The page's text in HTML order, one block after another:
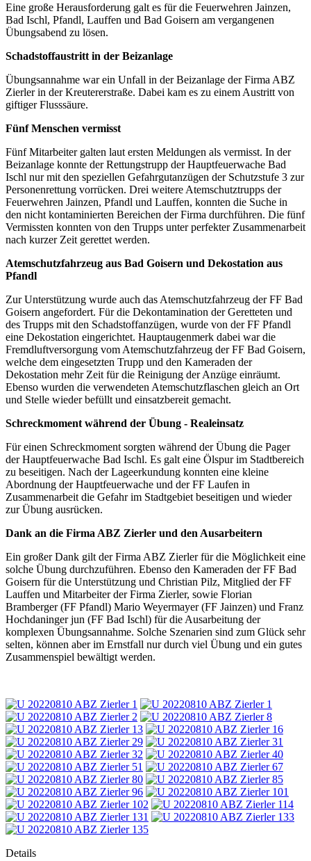
Eine große Herausforderung galt es für die Feuerwehren Jainzen,
Bad Ischl, Pfandl, Lauffen und Bad Goisern am vergangenen
Übungsabend zu lösen.
Schadstoffaustritt in der Beizanlage
Übungsannahme war ein Unfall in der Beizanlage der Firma ABZ
Zierler in der Kreutererstraße. Dabei kam es zu einem Austritt von
giftiger Flusssäure.
Fünf Menschen vermisst
Fünf Mitarbeiter galten laut ersten Meldungen als vermisst. In der
Beizanlage konnte der Rettungstrupp der Hauptfeuerwache Bad
Ischl nur mit den speziellen Gefahrgutanzügen der Schutzstufe 3 zur
Personenrettung vorrücken. Drei weitere Atemschutztrupps der
Feuerwehren Jainzen, Pfandl und Lauffen, konnten die Suche in
den nicht kontaminierten Bereichen der Firma durchführen. Die fünf
Vermissten konnten von den Trupps unter perfekter Zusammenarbeit
nach kurzer Zeit gerettet werden.
Atemschutzfahrzeug aus Bad Goisern und Dekostation aus
Pfandl
Zur Unterstützung wurde auch das Atemschutzfahrzeug der FF Bad
Goisern angefordert. Für die Dekontamination der Geretteten und
des Trupps mit den Schadstoffanzügen, wurde von der FF Pfandl
eine Dekostation eingerichtet. Hauptaugenmerk dabei war die
Fremdluftversorgung vom Atemschutzfahrzeug der FF Bad Goisern,
welche dem eingesetzten Trupp und den Kameraden der
Dekostation mehr Zeit für die Reinigung der Anzüge einräumt.
Ebenso wurden die verwendeten Atemschutzflaschen gleich an Ort
und Stelle wieder befüllt und einsatzbereit gemacht.
Schreckmoment während der Übung - Realeinsatz
Für einen Schreckmoment sorgten während der Übung die Pager
der Hauptfeuerwache Bad Ischl. Es galt eine Ölspur im Stadtbereich
zu beseitigen. Nach der Lageerkundung konnten eine kleine
Abordnung der Hauptfeuerwache und der FF Laufen in
Zusammenarbeit die Gefahr im Stadtgebiet beseitigen und wieder
zur Übung ausrücken.
Dank an die Firma ABZ Zierler und den Ausarbeitern
Ein großer Dank gilt der Firma ABZ Zierler für die Möglichkeit eine
solche Übung durchzuführen. Ebenso den Kameraden der FF Bad
Goisern für die Unterstützung und Christian Pilz, Mitglied der FF
Lauffen und Mitarbeiter der Firma Zierler, sowie Florian
Bramberger (FF Pfandl) Mario Weyermayer (FF Jainzen) und Franz
Hochdaninger jun (FF Bad Ischl) für die Ausarbeitung der
komplexen Übungsannahme. Solche Szenarien sind zum Glück sehr
selten, können aber im Ernstfall nur durch viel Übung und ein gutes
Zusammenspiel bewältigt werden.
Details